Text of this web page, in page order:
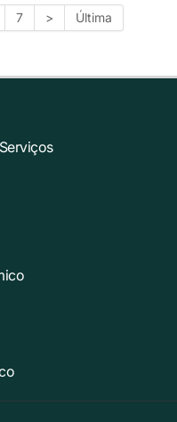
7 > Última